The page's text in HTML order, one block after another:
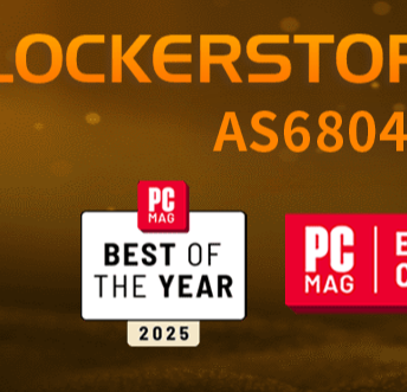
2.5GbE di
del futuro